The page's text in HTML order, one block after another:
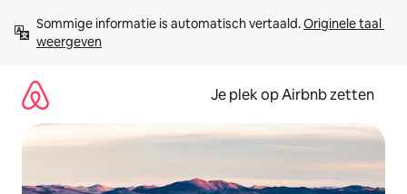
direct
naar
Sommige informatie is automatisch vertaald. Originele taal
weergeven
Je plek op Airbnb zetten